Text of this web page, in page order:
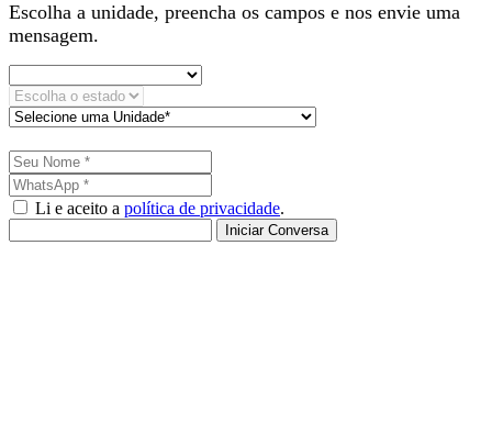
Escolha a unidade, preencha os campos e nos envie uma
mensagem.
Li e aceito a política de privacidade.
Iniciar Conversa